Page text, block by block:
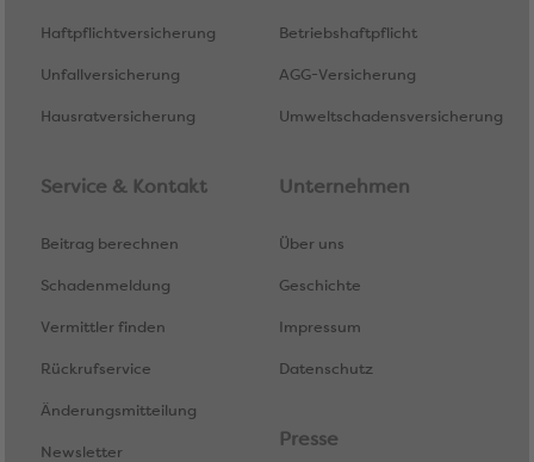
Haftpflichtversicherung
Unfallversicherung
Hausratversicherung
Betriebshaftpflicht
AGG-Versicherung
Umweltschadensversicherung
Service & Kontakt
Beitrag berechnen
Schadenmeldung
Vermittler finden
Rückrufservice
Änderungsmitteilung
Newsletter
Unternehmen
Über uns
Geschichte
Impressum
Datenschutz
Presse